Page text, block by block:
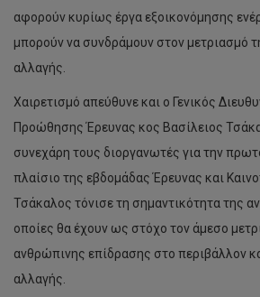
αφορούν κυρίως έργα εξοικονόμησης
μπορούν να συνδράμουν στον μετριασμό
αλλαγής.
Χαιρετισμό απεύθυνε και ο Γενικός
Προώθησης Έρευνας κος Βασίλειος
συνεχάρη τους διοργανωτές για την
πλαίσιο της εβδομάδας Έρευνας και
Τσάκαλος τόνισε τη σημαντικότητα της
οποίες θα έχουν ως στόχο τον άμεσο
ανθρώπινης επίδρασης στο περιβάλλον
αλλαγής.